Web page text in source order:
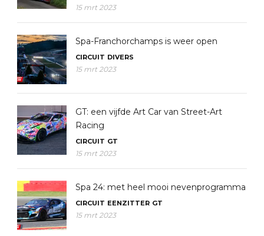
15 mrt 2023
Spa-Franchorchamps is weer open
CIRCUIT DIVERS
15 mrt 2023
GT: een vijfde Art Car van Street-Art
Racing
CIRCUIT GT
15 mrt 2023
Spa 24: met heel mooi nevenprogramma
CIRCUIT EENZITTER GT
15 mrt 2023